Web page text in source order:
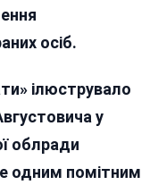
осіб.
ілюструвало
у
облради
одним помітним